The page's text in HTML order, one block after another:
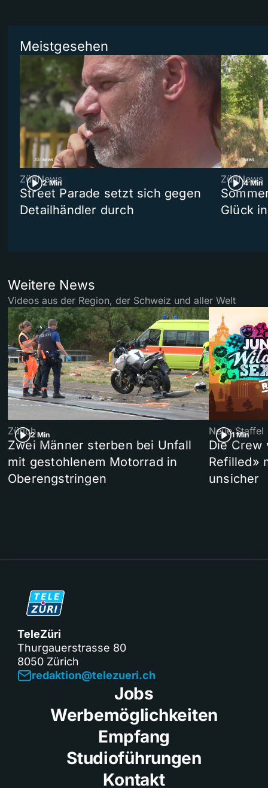
Meistgesehen
2 Min
ZüriNews
Street Parade setzt sich gegen
Detailhändler durch
4 Min
ZüriNews
Glück
Weitere News
Videos aus der Region, der Schweiz und aller Welt
2 Min
Zürich
Zwei Männer sterben bei Unfall
mit gestohlenem Motorrad in
Oberengstringen
1 Min
Neue Staffel
Die Crew
Refilled»
unsicher
TeleZüri
Thurgauerstrasse 80
8050 Zürich
redaktion@telezueri.ch
Jobs
Werbemöglichkeiten
Empfang
Studioführungen
Kontakt